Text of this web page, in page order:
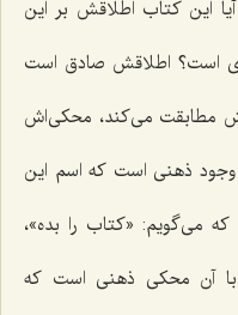
این کتاب اطلاقش بر این
است؟ اطلاقش صادق است
مطابقت می‌کند، محکی‌اش
ذهنی است که اسم این
می‌گویم: «کتاب را بده»،
با آن محکی ذهنی است که